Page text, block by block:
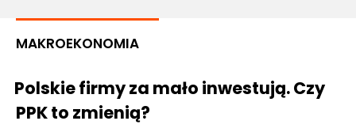
MAKROEKONOMIA
Polskie firmy za mało inwestują. Czy
PPK to zmienią?